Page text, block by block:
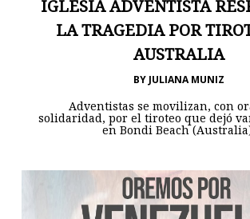
IGLESIA ADVENTISTA
LA TRAGEDIA POR
AUSTRALIA
BY JULIANA MUNIZ
Adventistas se movilizan, con
solidaridad, por el tiroteo que dejó
en Bondi Beach